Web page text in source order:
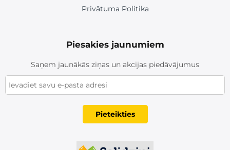
Privātuma Politika
Piesakies jaunumiem
Saņem jaunākās ziņas un akcijas piedāvājumus
Pieteikties